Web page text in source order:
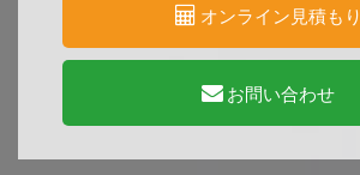
オンライン見積もり
お問い合わせ